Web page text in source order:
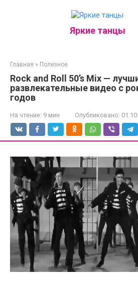
Яркие танцы
Главная » Полезное
Rock and Roll 50’s Mix —
развлекательные видео с
годов
На чтение: 9 мин Опубликовано: